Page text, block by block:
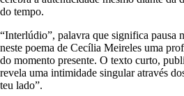
do tempo.
“Interlúdio”, palavra que significa pausa
neste poema de Cecília Meireles uma
do momento presente. O texto curto,
revela uma intimidade singular através
teu lado”.